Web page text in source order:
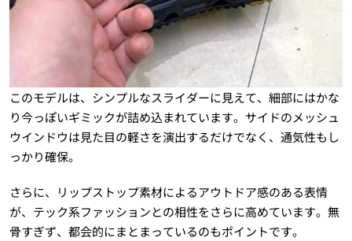
このモデルは、シンプルなスライダーに見えて、細部にはかな
り今っぽいギミックが詰め込まれています。サイドのメッシュ
ウインドウは見た目の軽さを演出するだけでなく、通気性もし
っかり確保。
さらに、リップストップ素材によるアウトドア感のある表情
が、テック系ファッションとの相性をさらに高めています。無
骨すぎず、都会的にまとまっているのもポイントです。